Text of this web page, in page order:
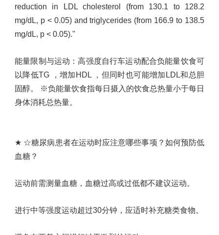
reduction in LDL cholesterol (from 130.1 to 128.2
mg/dL, p < 0.05) and triglycerides (from 166.9 to 138.5
mg/dL, p < 0.05)."
能量限制与运动 ：高强度自行车运动配合负能量饮食可
以降低TG ，增加 HDL ，但同时也可能增加 LDL和总胆
固醇。 ※负能量饮食指每日摄入的饮食总热量小于每日
身体消耗总热量。
★ ☆糖尿病患者在运动时应注意哪些事项？如何预防低
血糖？
运动前需测量血糖，血糖过高或过低都不建议运动。
进行中等强度运动超过30分钟，应适时补充糖类食物。